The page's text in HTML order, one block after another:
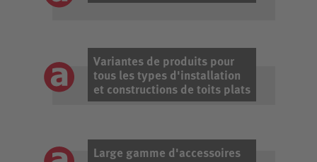
Variantes de produits pour
tous les types d'installation
et constructions de toits plats
Large gamme d'accessoires